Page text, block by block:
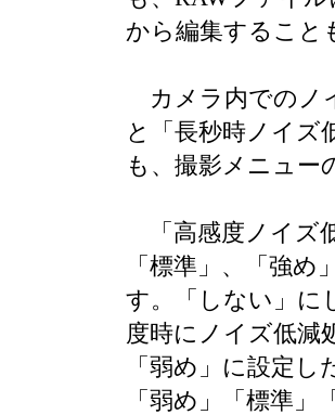
から編集すること
カメラ内でのノ
と「長秒時ノイズ
も、撮影メニュー
「高感度ノイズ
「標準」、「強
す。「しない」に
度時にノイズ低減
「弱め」に設定
「弱め」「標準